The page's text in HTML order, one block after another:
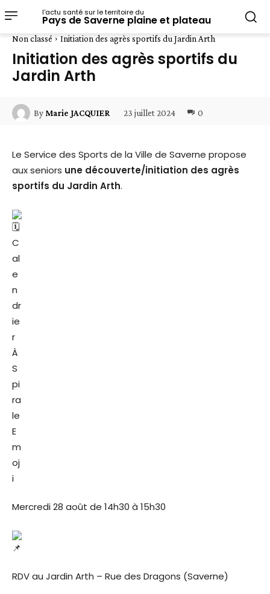
l'actu santé sur le territoire du
Pays de Saverne plaine et plateau
Non classé Initiation des agrès sportifs du Jardin Arth
Initiation des agrès sportifs du
Jardin Arth
By Marie JACQUIER 23 juillet 2024 0
Le Service des Sports de la Ville de Saverne propose
aux seniors une découverte/initiation des agrès
sportifs du Jardin Arth.
Mercredi 28 août de 14h30 à 15h30
RDV au Jardin Arth – Rue des Dragons (Saverne)